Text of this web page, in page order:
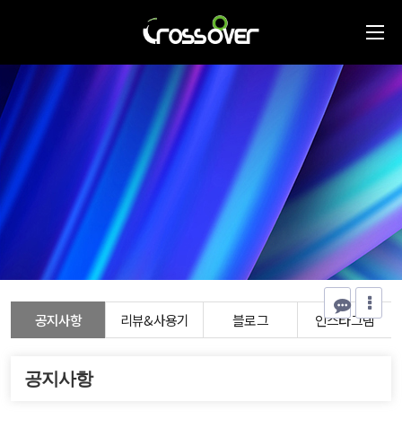
공지사항 리뷰&사용기 블로그 인스타그램
공지사항